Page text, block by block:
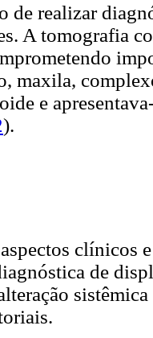
de realizar
A tomografia
maxila,
e
).
clínicos
de